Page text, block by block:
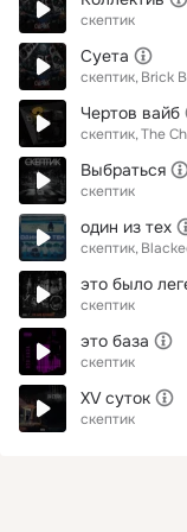
скептик
Суета
скептик Brick
Чертов вайб
скептик The
Выбраться
скептик
один из тех
скептик
это было
скептик
это база
скептик
XV суток
скептик